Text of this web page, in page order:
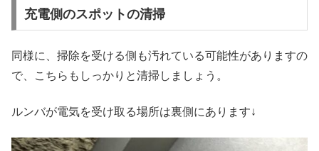
充電側のスポットの清掃
同様に、掃除を受ける側も汚れている可能性がありますの
で、こちらもしっかりと清掃しましょう。
ルンバが電気を受け取る場所は裏側にあります↓